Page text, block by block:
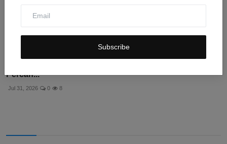
Subscribe
Percan...
Jul 31, 2026 0 8